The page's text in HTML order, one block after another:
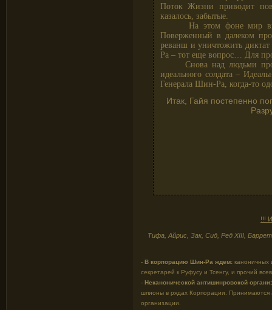
Поток Жизни приводит
казалось, забытые.
На этом фоне мир
Поверженный в далеком
реванш и уничтожить
Ра – тот еще вопрос… Для
Снова над людьми
идеального солдата –
Генерала Шин-Ра, когда-то
Итак, Гайя постепенно
!!!
Тифа, Айрис, Зак, Сид, Ред XIII,
- В корпорацию Шин-Ра ждем: каноничных
секретарей к Руфусу и Тсенгу, и прочий
- Неканонической антишинровской
шпионы в рядах Корпорации. Принимаются
организации.